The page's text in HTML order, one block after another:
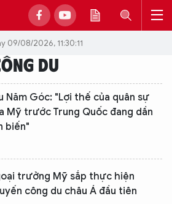
09/08/2026, 11:30:11
DU
Năm Góc: "Lợi thế của quân sự
Mỹ trước Trung Quốc đang dần
biến"
trưởng Mỹ sắp thực hiện
công du châu Á đầu tiên